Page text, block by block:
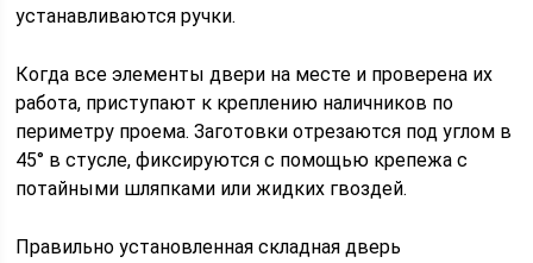
устанавливаются ручки.
Когда все элементы двери на месте и проверена их
работа, приступают к креплению наличников по
периметру проема. Заготовки отрезаются под углом в
45° в стусле, фиксируются с помощью крепежа с
потайными шляпками или жидких гвоздей.
Правильно установленная складная дверь